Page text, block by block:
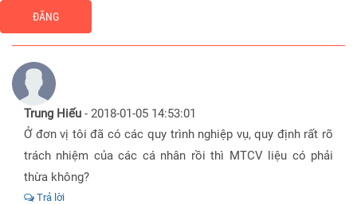
ĐĂNG
Trung Hiếu - 2018-01-05 14:53:01
Ở đơn vị tôi đã có các quy trình nghiệp vụ, quy định rất rõ
trách nhiệm của các cá nhân rồi thì MTCV liệu có phải
thừa không?
Trả lời